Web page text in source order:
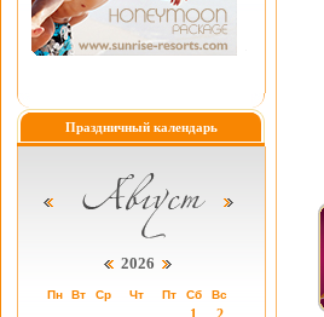
Праздничный календарь
2026
Пн Вт Ср Чт Пт Сб Вс